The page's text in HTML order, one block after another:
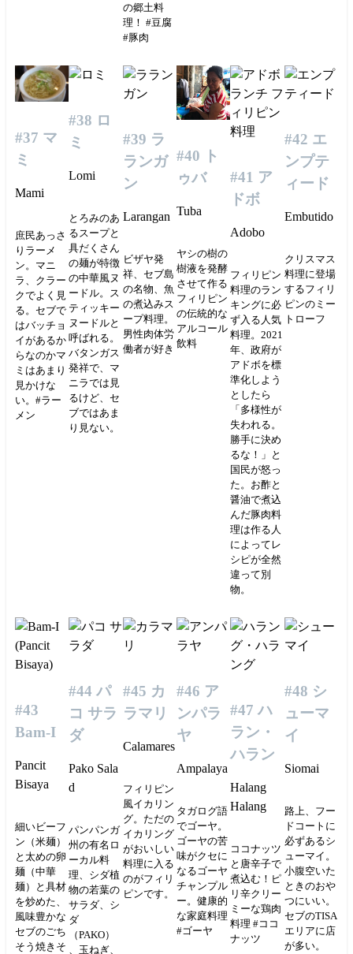
の郷土料
理！ #豆腐
#豚肉
#37 マ
ミ
Mami
庶民あっさ
りラーメ
ン。マニ
ラ、クラー
クでよく見
る。セブで
はバッチョ
イがあるか
らなのかマ
ミはあまり
見かけな
い。#ラー
メン
#38 ロ
ミ
Lomi
とろみのあ
るスープと
具だくさん
の麺が特徴
の中華風ヌ
ードル。ス
ティッキー
ヌードルと
呼ばれる。
バタンガス
発祥で、マ
ニラでは見
るけど、セ
ブではあま
り見ない。
#39 ラ
ランガ
ン
Larangan
ビザヤ発
祥、セブ島
の名物、魚
の煮込みス
ープ料理。
男性肉体労
働者が好き
#40 ト
ゥバ
Tuba
ヤシの樹の
樹液を発酵
させて作る
フィリピン
の伝統的な
アルコール
飲料
#41 ア
ドボ
Adobo
フィリピン
料理のラン
キングに必
ず入る人気
料理。2021
年、政府が
アドボを標
準化しよう
としたら
「多様性が
失われる。
勝手に決め
るな！」と
国民が怒っ
た。お酢と
醤油で煮込
んだ豚肉料
理は作る人
によってレ
シピが全然
違って別
物。
#42 エ
ンプテ
ィード
Embutido
クリスマス
料理に登場
するフィリ
ピンのミー
トローフ
#43
Bam-I
Pancit
Bisaya
細いビーフ
ン（米麺）
と太めの卵
麺（中華
麺）と具材
を炒めた、
風味豊かな
セブのごち
そう焼きそ
#44 パ
コ サラ
ダ
Pako Sala
d
パンパンガ
州の有名ロ
ーカル料
理、シダ植
物の若葉の
サラダ、シ
ダ
（PAKO）
、玉ねぎ、
#45 カ
ラマリ
Calamares
フィリピン
風イカリン
グ。ただの
イカリング
がおいしい
料理に入る
のがフィリ
ピンです。
#46 ア
ンパラ
ヤ
Ampalaya
タガログ語
でゴーヤ。
ゴーヤの苦
味がクセに
なるゴーヤ
チャンプル
ー。健康的
な家庭料理
#ゴーヤ
#47 ハ
ラン・
ハラン
Halang
Halang
ココナッツ
と唐辛子で
煮込む！ピ
リ辛クリー
ミーな鶏肉
料理 #ココ
ナッツ
#48 シ
ューマ
イ
Siomai
路上、フー
ドコートに
必ずあるシ
ューマイ。
小腹空いた
ときのおや
つにいい。
セブのTISA
エリアに店
が多い。